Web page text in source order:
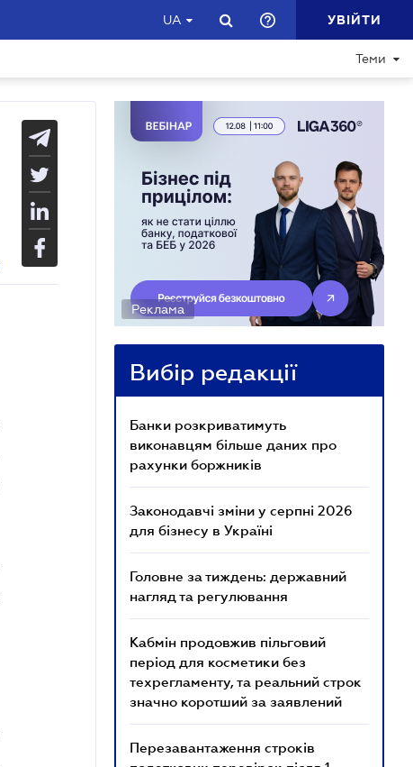
UA УВІЙТИ
Теми
Реклама
Вибір редакції
Банки розкриватимуть
виконавцям більше даних про
рахунки боржників
Законодавчі зміни у серпні 2026
для бізнесу в Україні
Головне за тиждень: державний
нагляд та регулювання
Кабмін продовжив пільговий
період для косметики без
техрегламенту, та реальний строк
значно коротший за заявлений
Перезавантаження строків